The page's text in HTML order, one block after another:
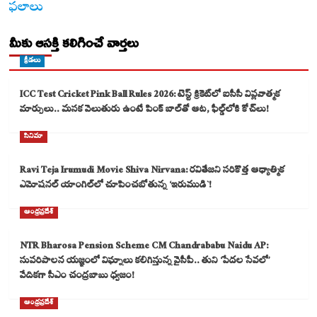
ఫలాలు
మీకు ఆసక్తి కలిగించే వార్తలు
క్రీడలు
ICC Test Cricket Pink Ball Rules 2026: టెస్ట్ క్రికెట్‌లో ఐసీసీ విప్లవాత్మక
మార్పులు.. మసక వెలుతురు ఉంటే పింక్ బాల్‌తో ఆట, ఫీల్డ్‌లోకి కోచ్‌లు!
సినిమా
Ravi Teja Irumudi Movie Shiva Nirvana: రవితేజని సరికొత్త ఆధ్యాత్మిక
ఎమోషనల్ యాంగిల్‌లో చూపించబోతున్న ‘ఇరుముడి`!
ఆంధ్రప్రదేశ్
NTR Bharosa Pension Scheme CM Chandrababu Naidu AP:
సుపరిపాలన యజ్ఞంలో విఘ్నాలు కలిగిస్తున్న వైసీపీ.. తుని ‘పేదల సేవలో’
వేదికగా సీఎం చంద్రబాబు ధ్వజం!
ఆంధ్రప్రదేశ్